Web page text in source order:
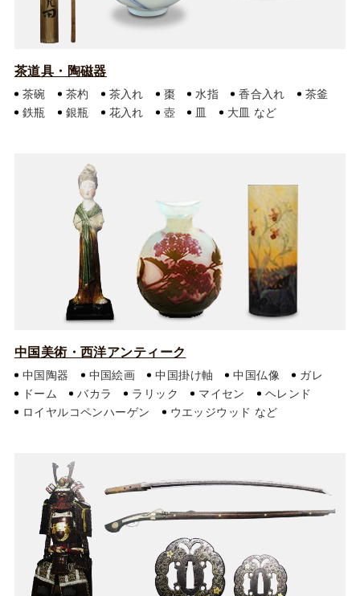
茶道具・陶磁器
茶碗 茶杓 茶入れ 棗 水指 香合入れ
茶釜
鉄瓶
銀瓶 花入れ 壺 皿 大皿
中国美術・西洋アンティーク
中国陶器 中国絵画 中国掛け軸 中国仏像
ガレ
ドーム
バカラ ラリック マイセン
ヘレンド
ロイヤルコペンハーゲン
ウエッジウッド